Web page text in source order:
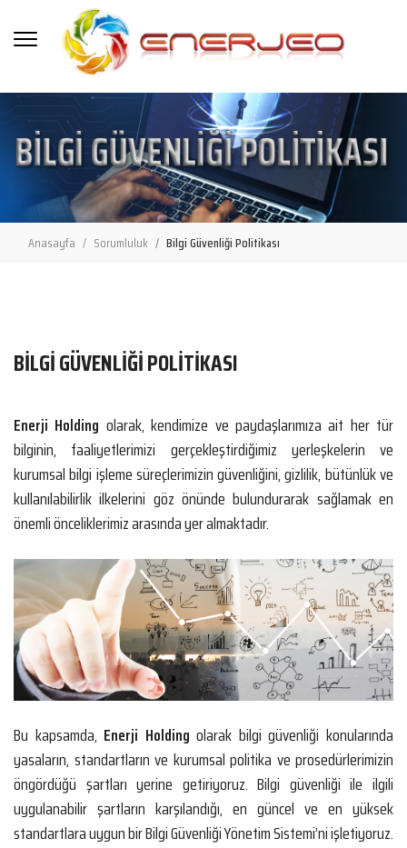
Anasayfa Sorumluluk Bilgi Güvenliği Politikası
BILGI GÜVENLIĞI POLITIKASI
Enerji Holding olarak, kendimize ve paydaşlarımıza ait her tür
bilginin, faaliyetlerimizi gerçekleştirdiğimiz yerleşkelerin ve
kurumsal bilgi işleme süreçlerimizin güvenliğini, gizlilik, bütünlük ve
kullanılabilirlik ilkelerini göz önünde bulundurarak sağlamak en
önemli önceliklerimiz arasında yer almaktadır.
Bu kapsamda, Enerji Holding olarak bilgi güvenliği konularında
yasaların, standartların ve kurumsal politika ve prosedürlerimizin
öngördüğü şartları yerine getiriyoruz. Bilgi güvenliği ile ilgili
uygulanabilir şartların karşılandığı, en güncel ve en yüksek
standartlara uygun bir Bilgi Güvenliği Yönetim Sistemi’ni işletiyoruz.